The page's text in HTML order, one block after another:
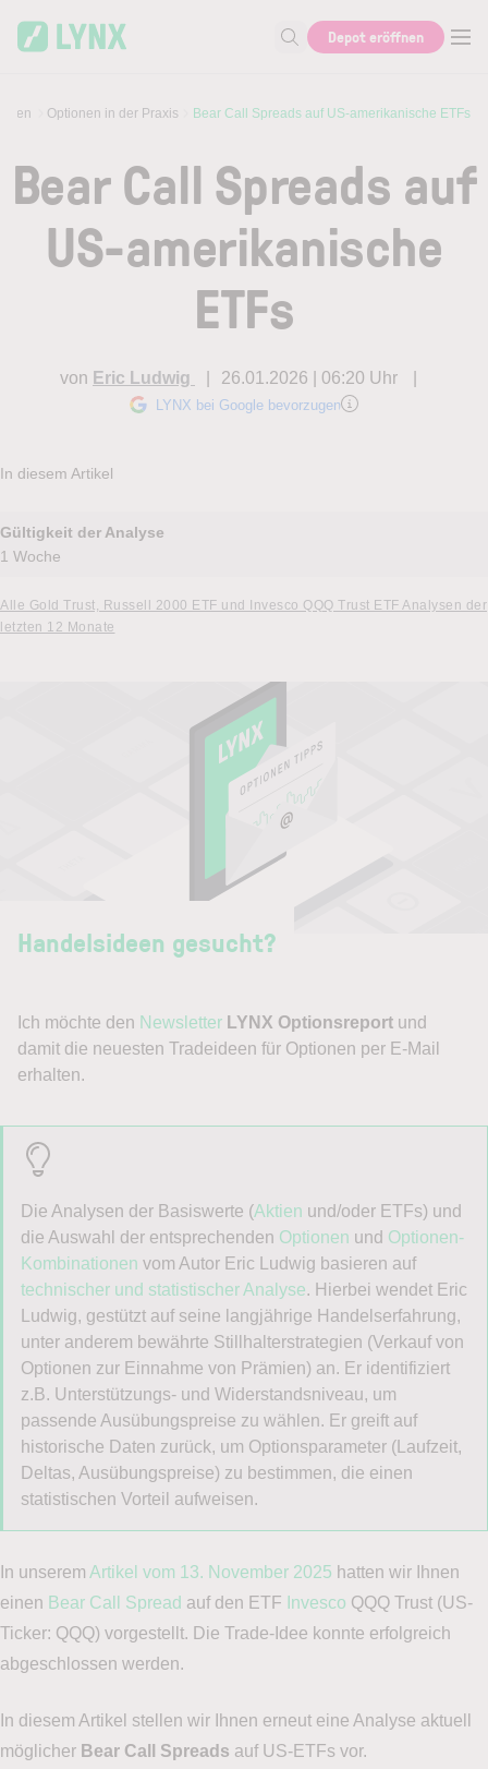
Suche nach Aktie, Autor...
Depot eröffnen
Optionen in der Praxis Bear Call Spreads auf US-amerikanische ETFs
Bear Call Spreads auf
US-amerikanische
ETFs
von Eric Ludwig 26.01.2026 | 06:20 Uhr
LYNX bei Google bevorzugen
In diesem Artikel
Gültigkeit der Analyse
1 Woche
Alle Gold Trust, Russell 2000 ETF und Invesco QQQ Trust ETF Analysen der
letzten 12 Monate
Handelsideen gesucht?
Ich möchte den Newsletter LYNX Optionsreport und
damit die neuesten Tradeideen für Optionen per E-Mail
erhalten.
Die Analysen der Basiswerte (Aktien und/oder ETFs) und
die Auswahl der entsprechenden Optionen und Optionen-
Kombinationen vom Autor Eric Ludwig basieren auf
technischer und statistischer Analyse. Hierbei wendet Eric
Ludwig, gestützt auf seine langjährige Handelserfahrung,
unter anderem bewährte Stillhalterstrategien (Verkauf von
Optionen zur Einnahme von Prämien) an. Er identifiziert
z.B. Unterstützungs- und Widerstandsniveau, um
passende Ausübungspreise zu wählen. Er greift auf
historische Daten zurück, um Optionsparameter (Laufzeit,
Deltas, Ausübungspreise) zu bestimmen, die einen
statistischen Vorteil aufweisen.
In unserem Artikel vom 13. November 2025 hatten wir Ihnen
einen Bear Call Spread auf den ETF Invesco QQQ Trust (US-
Ticker: QQQ) vorgestellt. Die Trade-Idee konnte erfolgreich
abgeschlossen werden.
In diesem Artikel stellen wir Ihnen erneut eine Analyse aktuell
möglicher Bear Call Spreads auf US-ETFs vor.